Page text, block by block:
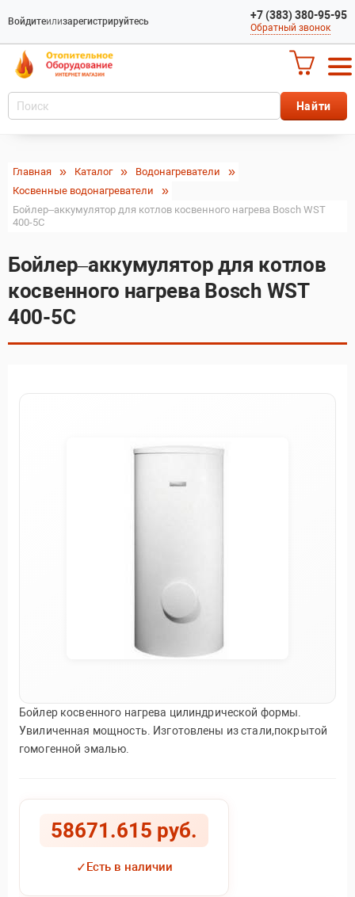
Войдитеилизарегистрируйтесь +7 (383) 380-95-95
Обратный звонок
Главная Каталог
Водонагреватели
Косвенные водонагреватели
Бойлер–аккумулятор для котлов косвенного нагрева Bosch WST
400-5C
Бойлер–аккумулятор для котлов
косвенного нагрева Bosch WST
400-5C
Бойлер косвенного нагрева цилиндрической формы.
Увиличенная мощность. Изготовлены из стали,покрытой
гомогенной эмалью.
58671.615 руб.
✓Есть в наличии